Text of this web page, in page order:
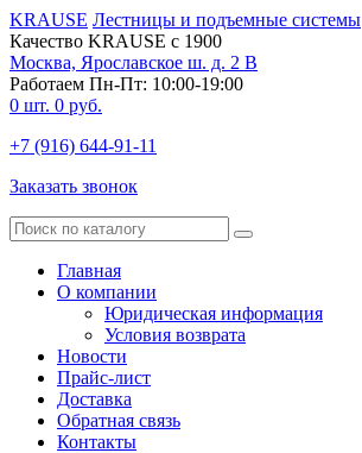
KRAUSE Лестницы и подъемные системы
Качество KRAUSE с 1900
Москва, Ярославское ш. д. 2 В
Работаем Пн-Пт: 10:00-19:00
0 шт. 0 руб.
+7 (916) 644-91-11
Заказать звонок
Главная
О компании
Юридическая информация
Условия возврата
Новости
Прайс-лист
Доставка
Обратная связь
Контакты